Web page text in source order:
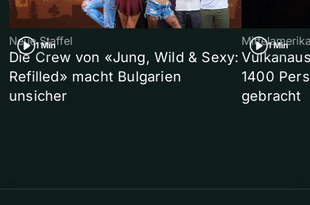
1 Min
Neue Staffel
Die Crew von «Jung, Wild & Sexy:
Refilled» macht Bulgarien
unsicher
1 Min
1400
gebracht